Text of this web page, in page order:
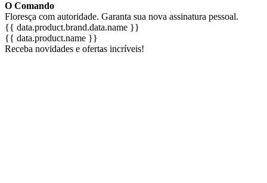
O Comando
Floresça com autoridade. Garanta sua nova assinatura pessoal.
{{ data.product.brand.data.name }}
{{ data.product.name }}
Receba novidades e ofertas incríveis!